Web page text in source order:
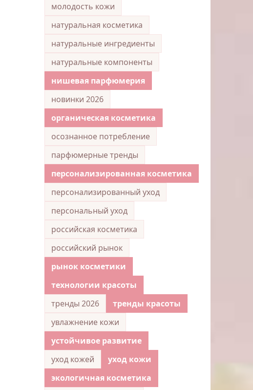
молодость кожи
натуральная косметика
натуральные ингредиенты
натуральные компоненты
нишевая парфюмерия
новинки 2026
органическая косметика
осознанное потребление
парфюмерные тренды
персонализированная косметика
персонализированный уход
персональный уход
российская косметика
российский рынок
рынок косметики
технологии красоты
тренды 2026
тренды красоты
увлажнение кожи
устойчивое развитие
уход кожей
уход кожи
экологичная косметика